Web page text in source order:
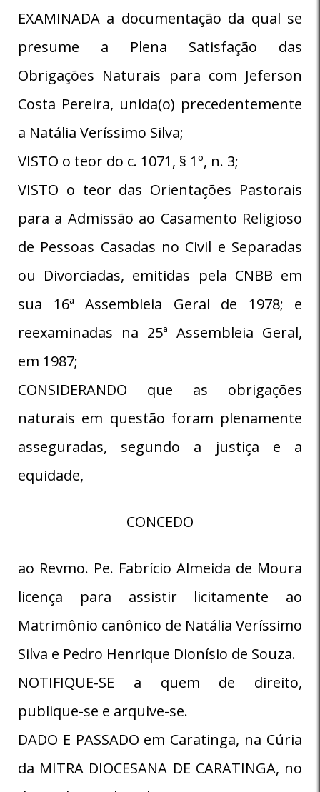
EXAMINADA a documentação da qual se
presume a Plena Satisfação das
Obrigações Naturais para com Jeferson
Costa Pereira, unida(o) precedentemente
a Natália Veríssimo Silva;
VISTO o teor do c. 1071, § 1º, n. 3;
VISTO o teor das Orientações Pastorais
para a Admissão ao Casamento Religioso
de Pessoas Casadas no Civil e Separadas
ou Divorciadas, emitidas pela CNBB em
sua 16ª Assembleia Geral de 1978; e
reexaminadas na 25ª Assembleia Geral,
em 1987;
CONSIDERANDO que as obrigações
naturais em questão foram plenamente
asseguradas, segundo a justiça e a
equidade,
CONCEDO
ao Revmo. Pe. Fabrício Almeida de Moura
licença para assistir licitamente ao
Matrimônio canônico de Natália Veríssimo
Silva e Pedro Henrique Dionísio de Souza.
NOTIFIQUE-SE a quem de direito,
publique-se e arquive-se.
DADO E PASSADO em Caratinga, na Cúria
da MITRA DIOCESANA DE CARATINGA, no